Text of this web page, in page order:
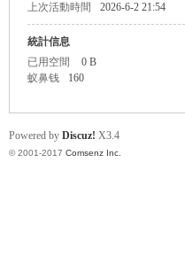
上次活動時間
2026-6-2 21:54
統計信息
已用空間
0 B
蚁鼻钱
160
Powered by Discuz! X3.4
© 2001-2017 Comsenz Inc.